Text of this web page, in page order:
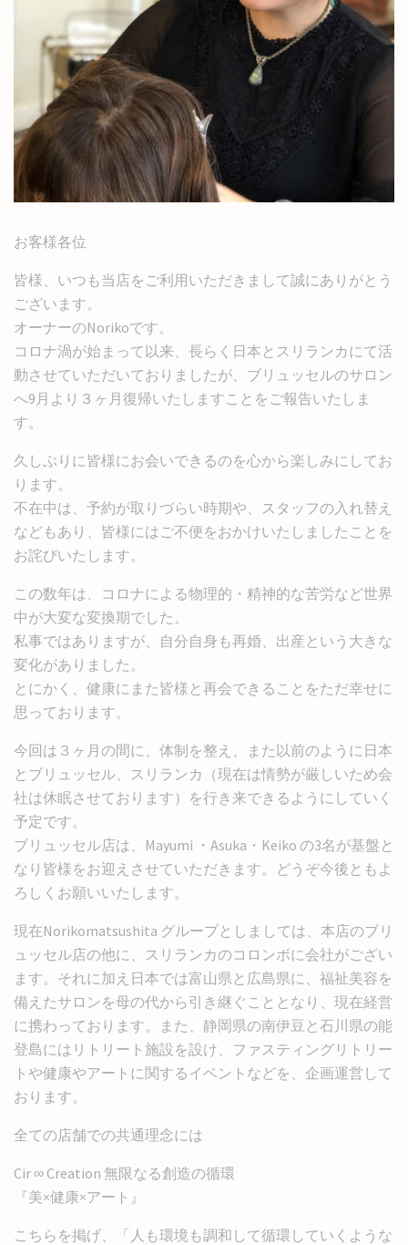
お客様各位
皆様、いつも当店をご利用いただきまして誠にありがとう
ございます。
オーナーのNorikoです。
コロナ渦が始まって以来、長らく日本とスリランカにて活
動させていただいておりましたが、ブリュッセルのサロン
へ9月より３ヶ月復帰いたしますことをご報告いたしま
す。
久しぶりに皆様にお会いできるのを心から楽しみにしてお
ります。
不在中は、予約が取りづらい時期や、スタッフの入れ替え
などもあり、皆様にはご不便をおかけいたしましたことを
お詫びいたします。
この数年は、コロナによる物理的・精神的な苦労など世界
中が大変な変換期でした。
私事ではありますが、自分自身も再婚、出産という大きな
変化がありました。
とにかく、健康にまた皆様と再会できることをただ幸せに
思っております。
今回は３ヶ月の間に、体制を整え、また以前のように日本
とブリュッセル、スリランカ（現在は情勢が厳しいため会
社は休眠させております）を行き来できるようにしていく
予定です。
ブリュッセル店は、Mayumi ・Asuka・Keiko の3名が基盤と
なり皆様をお迎えさせていただきます。どうぞ今後ともよ
ろしくお願いいたします。
現在Norikomatsushita グループとしましては、本店のブリ
ュッセル店の他に、スリランカのコロンボに会社がござい
ます。それに加え日本では富山県と広島県に、福祉美容を
備えたサロンを母の代から引き継ぐこととなり、現在経営
に携わっております。また、静岡県の南伊豆と石川県の能
登島にはリトリート施設を設け、ファスティングリトリー
トや健康やアートに関するイベントなどを、企画運営して
おります。
全ての店舗での共通理念には
Cir ∞ Creation 無限なる創造の循環
『美×健康×アート』
こちらを掲げ、「人も環境も調和して循環していくような